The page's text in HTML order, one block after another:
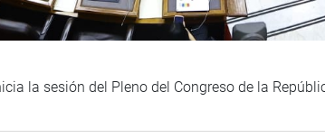
la sesión del Pleno del Congreso de la